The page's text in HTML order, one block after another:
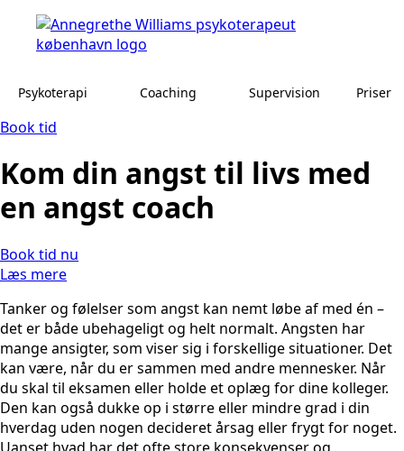
Psykoterapi Coaching Supervision Priser
Book tid
Kom din angst til livs med
en angst coach
Book tid nu
Læs mere
Tanker og følelser som angst kan nemt løbe af med én –
det er både ubehageligt og helt normalt. Angsten har
mange ansigter, som viser sig i forskellige situationer. Det
kan være, når du er sammen med andre mennesker. Når
du skal til eksamen eller holde et oplæg for dine kolleger.
Den kan også dukke op i større eller mindre grad i din
hverdag uden nogen decideret årsag eller frygt for noget.